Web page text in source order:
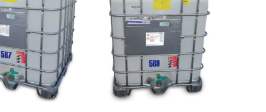
580.00
Tällä
tuotteella
on
Tällä
tuotteella